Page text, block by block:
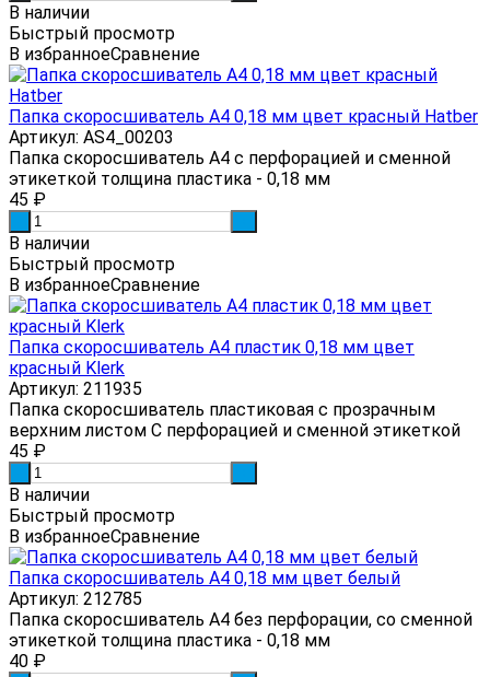
В наличии
Быстрый просмотр
В избранноеСравнение
Папка скоросшиватель А4 0,18 мм цвет красный Hatber
Артикул: AS4_00203
Папка скоросшиватель А4 с перфорацией и сменной
этикеткой толщина пластика - 0,18 мм
45 ₽
В наличии
Быстрый просмотр
В избранноеСравнение
Папка скоросшиватель А4 пластик 0,18 мм цвет
красный Klerk
Артикул: 211935
Папка скоросшиватель пластиковая с прозрачным
верхним листом С перфорацией и сменной этикеткой
45 ₽
В наличии
Быстрый просмотр
В избранноеСравнение
Папка скоросшиватель А4 0,18 мм цвет белый
Артикул: 212785
Папка скоросшиватель А4 без перфорации, со сменной
этикеткой толщина пластика - 0,18 мм
40 ₽